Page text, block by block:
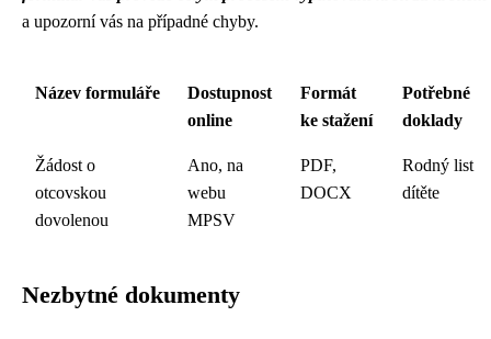
a upozorní vás na případné chyby.
Název formuláře
Dostupnost
online
Formát
ke stažení
Potřebné
doklady
Žádost o
otcovskou
dovolenou
Ano, na
webu
MPSV
PDF,
DOCX
Rodný list
dítěte
Nezbytné dokumenty